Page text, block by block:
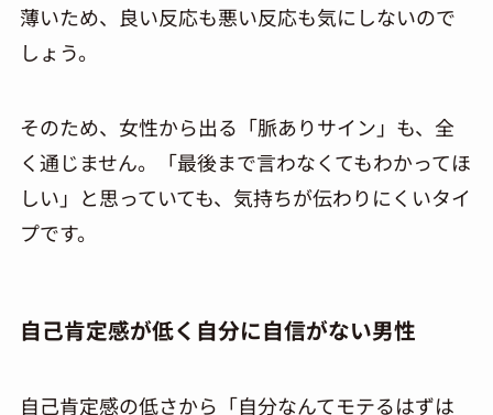
薄いため、良い反応も悪い反応も気にしないので
しょう。
そのため、女性から出る「脈ありサイン」も、全
く通じません。「最後まで言わなくてもわかってほ
しい」と思っていても、気持ちが伝わりにくいタイ
プです。
自己肯定感が低く自分に自信がない男性
自己肯定感の低さから「自分なんてモテるはずは